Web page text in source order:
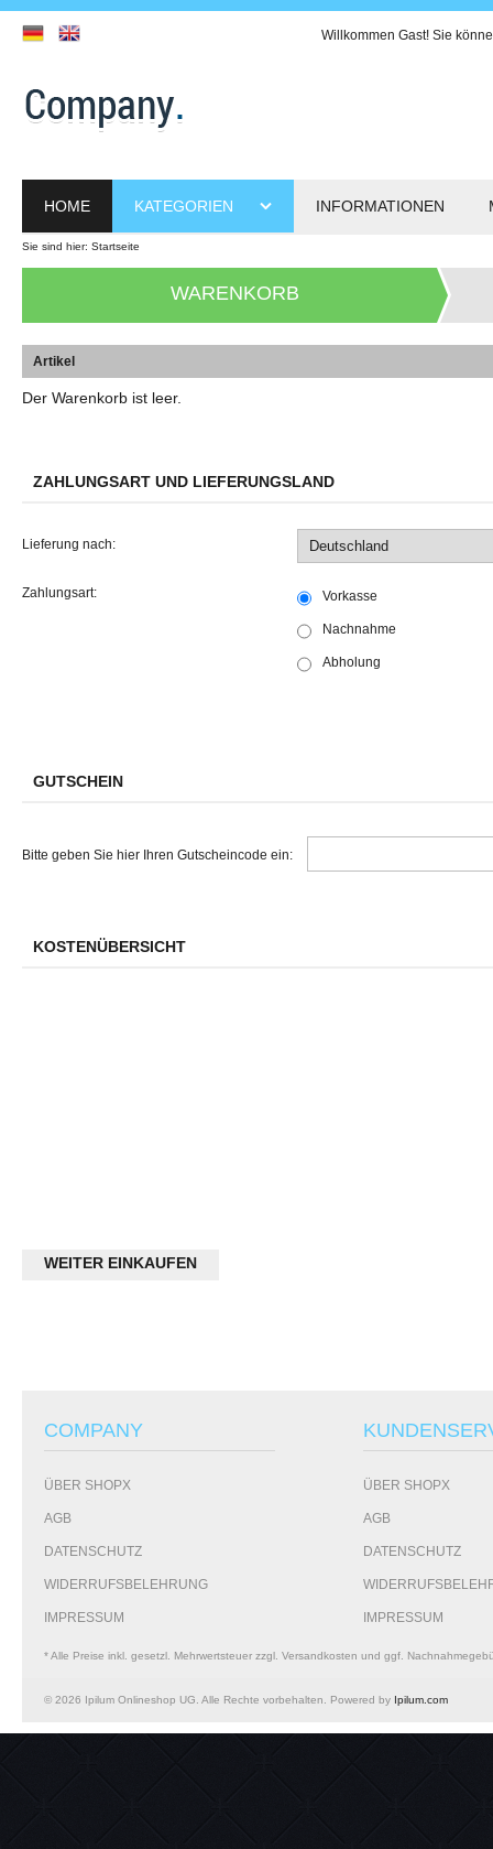
Willkommen Gast! Sie
HOME KATEGORIEN INFORMATIONEN
Sie sind hier: Startseite
WARENKORB
Artikel
Der Warenkorb ist leer.
ZAHLUNGSART UND LIEFERUNGSLAND
Lieferung nach:
Zahlungsart: Vorkasse
Nachnahme
Abholung
GUTSCHEIN
Bitte geben Sie hier Ihren Gutscheincode ein:
KOSTENÜBERSICHT
WEITER EINKAUFEN
COMPANY
ÜBER SHOPX
AGB
DATENSCHUTZ
WIDERRUFSBELEHRUNG
IMPRESSUM
ÜBER SHOPX
AGB
DATENSCHUTZ
IMPRESSUM
* Alle Preise inkl. gesetzl. Mehrwertsteuer zzgl. Versandkosten und ggf.
© 2026 Ipilum Onlineshop UG. Alle Rechte vorbehalten. Powered by Ipilum.com